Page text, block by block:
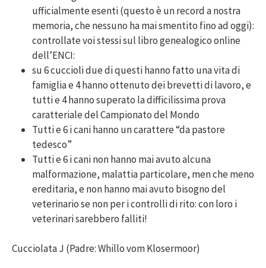
ufficialmente esenti (questo è un record a nostra
memoria, che nessuno ha mai smentito fino ad oggi):
controllate voi stessi sul libro genealogico online
dell’ENCI:
su 6 cuccioli due di questi hanno fatto una vita di
famiglia e 4 hanno ottenuto dei brevetti di lavoro, e
tutti e 4 hanno superato la difficilissima prova
caratteriale del Campionato del Mondo
Tutti e 6 i cani hanno un carattere “da pastore
tedesco”
Tutti e 6 i cani non hanno mai avuto alcuna
malformazione, malattia particolare, men che meno
ereditaria, e non hanno mai avuto bisogno del
veterinario se non per i controlli di rito: con loro i
veterinari sarebbero falliti!
Cucciolata J (Padre: Whillo vom Klosermoor)